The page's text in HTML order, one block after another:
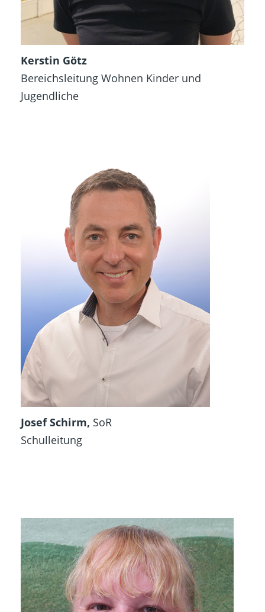
Kerstin Götz
Bereichsleitung Wohnen Kinder und
Jugendliche
Josef Schirm, SoR
Schulleitung